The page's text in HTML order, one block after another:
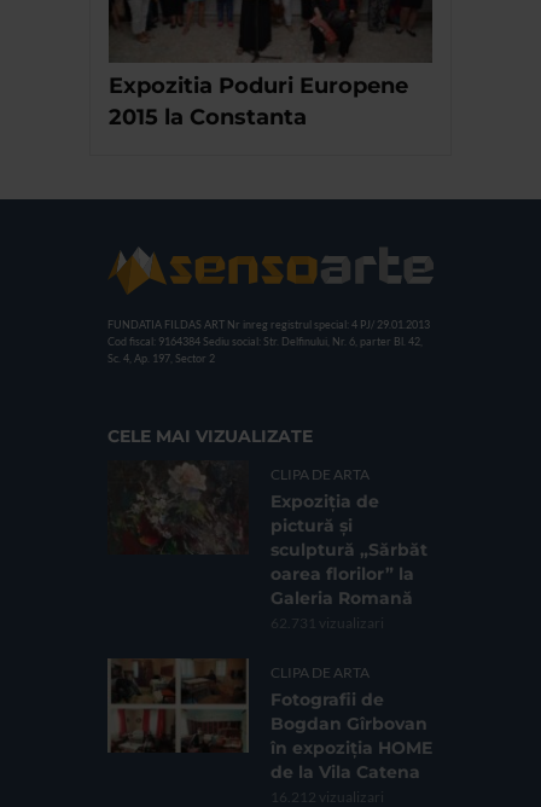
Expozitia Poduri Europene
2015 la Constanta
FUNDATIA FILDAS ART Nr inreg registrul special: 4 PJ/ 29.01.2013
Cod fiscal: 9164384 Sediu social: Str. Delfinului, Nr. 6, parter Bl. 42,
Sc. 4, Ap. 197, Sector 2
CELE MAI VIZUALIZATE
CLIPA DE ARTA
Expoziția de
pictură și
sculptură „Sărbăt
oarea florilor” la
Galeria Romană
62.731 vizualizari
CLIPA DE ARTA
Fotografii de
Bogdan Gîrbovan
în expoziția HOME
de la Vila Catena
16.212 vizualizari